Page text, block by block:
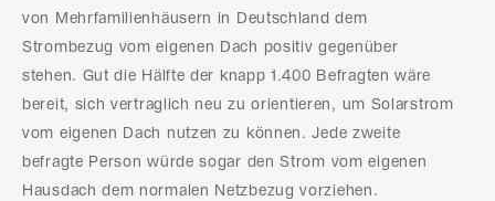
von Mehrfamilienhäusern in Deutschland dem
Strombezug vom eigenen Dach positiv gegenüber
stehen. Gut die Hälfte der knapp 1.400 Befragten wäre
bereit, sich vertraglich neu zu orientieren, um Solarstrom
vom eigenen Dach nutzen zu können. Jede zweite
befragte Person würde sogar den Strom vom eigenen
Hausdach dem normalen Netzbezug vorziehen.